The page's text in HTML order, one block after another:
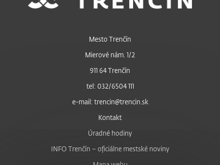
Mesto Trenčín
Mierové nám. 1/2
911 64 Trenčín
tel: 032/6504 111
e-mail: trencin@trencin.sk
Kontakt
Úradné hodiny
INFO Trenčín – oficiálne mestské noviny